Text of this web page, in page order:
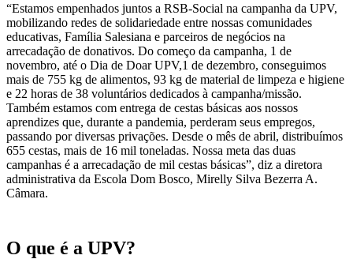
“Estamos empenhados juntos a RSB-Social na campanha da UPV,
mobilizando redes de solidariedade entre nossas comunidades
educativas, Família Salesiana e parceiros de negócios na
arrecadação de donativos. Do começo da campanha, 1 de
novembro, até o Dia de Doar UPV,1 de dezembro, conseguimos
mais de 755 kg de alimentos, 93 kg de material de limpeza e higiene
e 22 horas de 38 voluntários dedicados à campanha/missão.
Também estamos com entrega de cestas básicas aos nossos
aprendizes que, durante a pandemia, perderam seus empregos,
passando por diversas privações. Desde o mês de abril, distribuímos
655 cestas, mais de 16 mil toneladas. Nossa meta das duas
campanhas é a arrecadação de mil cestas básicas”, diz a diretora
administrativa da Escola Dom Bosco, Mirelly Silva Bezerra A.
Câmara.
O que é a UPV?